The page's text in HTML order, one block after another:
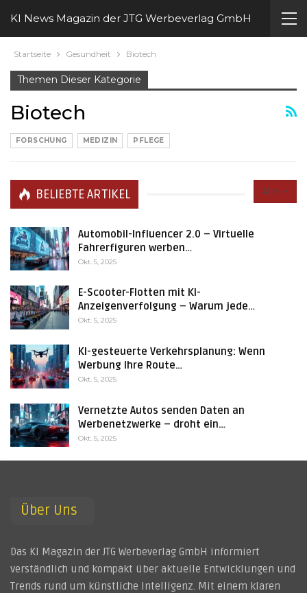
KI News Magazin der JTG Werbeverlag GmbH
Startseite Gesundheit Biotech
Themen Dieser Kategorie
Biotech
FORSCHUNG MEDIZIN PFLEGE
Alle
BELIEBTE ARTIKEL
Automobil-Influencer 2.0 – Virtuelle
Fahrerfiguren werben…
Okt. 5, 2025
E-Scooter-Flotten mit KI-
Anzeigenverfolgung – Warum jede…
Okt. 5, 2025
KI-gesteuerte Verkehrsplanung: Wenn
Werbung Ihre Route…
Okt. 5, 2025
Vernetzte Autos senden Daten an
Werbenetzwerke – droht ein…
Okt. 5, 2025
Über Uns
Das KI Magazin der JTG Werbeverlag GmbH informiert
verständlich und kompakt über aktuelle Entwicklungen und
Trends rund um künstliche Intelligenz. Mit einem klaren